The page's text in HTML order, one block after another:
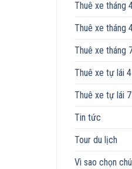
Thuê xe tháng
Thuê xe tháng
Thuê xe tháng
Thuê xe tự lái
Thuê xe tự lái
Tin tức
Tour du lịch
Vì sao chọn